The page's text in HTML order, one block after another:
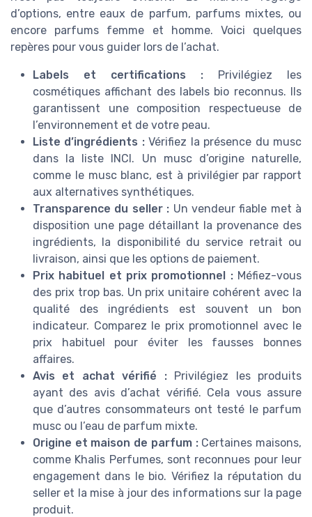
d’options, entre eaux de parfum, parfums mixtes, ou
encore parfums femme et homme. Voici quelques
repères pour vous guider lors de l’achat.
Labels et certifications : Privilégiez les
cosmétiques affichant des labels bio reconnus. Ils
garantissent une composition respectueuse de
l’environnement et de votre peau.
Liste d’ingrédients :Vérifiez la présence du musc
dans la liste INCI. Un musc d’origine naturelle,
comme le musc blanc, est à privilégier par rapport
aux alternatives synthétiques.
Transparence du seller : Un vendeur fiable met à
disposition une page détaillant la provenance des
ingrédients, la disponibilité du service retrait ou
livraison, ainsi que les options de paiement.
Prix habituel et prix promotionnel :Méfiez-vous
des prix trop bas. Un prix unitaire cohérent avec la
qualité des ingrédients est souvent un bon
indicateur. Comparez le prix promotionnel avec le
prix habituel pour éviter les fausses bonnes
affaires.
Avis et achat vérifié :Privilégiez les produits
ayant des avis d’achat vérifié. Cela vous assure
que d’autres consommateurs ont testé le parfum
musc ou l’eau de parfum mixte.
Origine et maison de parfum :Certaines maisons,
comme Khalis Perfumes, sont reconnues pour leur
engagement dans le bio. Vérifiez la réputation du
seller et la mise à jour des informations sur la page
produit.